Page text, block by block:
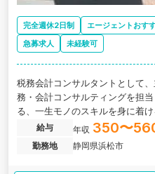
完全週休2日制 エージェントおす
急募求人
未経験可
税務会計コンサルタントとして
務・会計コンサルティングを担
る、一生モノのスキルを身に着
特化したコンサルを強みとする
給与 年収 350〜
勤務地
静岡県浜松市